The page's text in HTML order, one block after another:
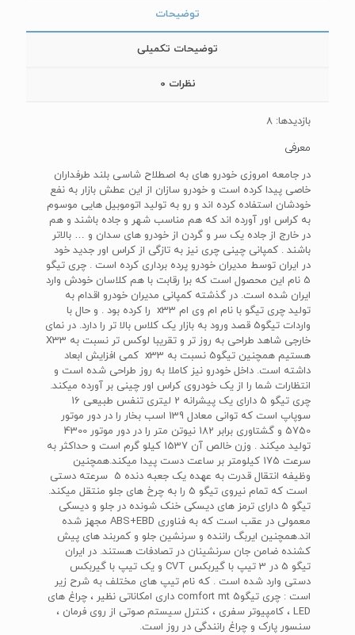
توضیحات
توضیحات تکمیلی
نظرات 0
بازدیدها: 8
معرفی
در جامعه امروزی خودرو های به اصطلاح شاسی بلند طرفداران
خاصی پیدا کرده است و خودرو سازان از این عطش بازار به نفع
خودشان استفاده کرده اند و رو به تولید اتوموبیل هایی موسوم
به کراس اور آورده اند که هم مناسب شهر و جاده باشند و هم
در خارج از جاده یک سر و گردن از خودرو های سدان و … بالاتر
باشند . کمپانی چینی چری نیز به تازگی از کراس اور جدید خود
در ایران توسط مدیران خودرو پرده برداری کرده است . چری تیگو
5 نام این محصول است که برا رقابت با هم کلاسان خودش وارد
ایران شده است. در گذشته کمپانی مدیران خودرو اقدام به
تولید چری تیگو با نام ام وی ام x33 را کرده بود . و حال با
واردات تیگو5 قصد ورود به بازار یک کلاس بالا تر را دارد. در نمای
خارجی شاهد طراحی به روز تر و تقریبا لوکس تر نسبت به X33
هستیم همچنین تیگو5 نسبت به x33 کمی افزایش ابعاد
داشته است. داخل خودرو نیز کاملا به روز طراحی شده است و
انتظارات شما را از یک خودروی کراس اور چینی بر آورده میکند.
چری تیگو 5 دارای یک پیشرانه 2 لیتری تنفس طبیعی 16
سوپاپ است که توانی معادل 139 اسب بخار را در دور موتور
5750 و گشتاوری برابر 182 نیوتن متر را در دور موتور 4300
تولید میکند . وزن خالص آن 1537 کیلو گرم است و حداکثر به
سرعت 175 کیلومتر بر ساعت دست پیدا میکند.همچنین
وظیفه انتقال قدرت به عهده یک جعبه دنده 5 سرعته دستی
است که تمام نیروی تیگو 5 را به چرخ های جلو منتقل میکند.
تیگو 5 دارای ترمز های دیسکی خنک شونده در جلو و دیسکی
معمولی در عقب است که به فناوری ABS+EBD مجهز شده
اند.همچنین ایربگ راننده و سرنشین جلو و کمربند های پیش
کشنده ضامن جان سرنشینان در تصادفات هستند. در ایران
تیگو 5 در 3 تیپ با گیربکس CVT و یک تیپ با گیربکس
دستی وارد شده است . که نام تیپ های مختلف به شرح زیر
است : چری تیگو5 comfort mt داری امکاناتی نظیر ، چراغ های
LED ، کامپیوتر سفری ، کنترل سیستم صوتی از روی فرمان ،
سنسور پارک و چراغ رانندگی در روز است.